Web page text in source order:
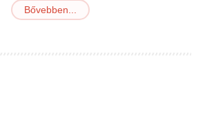
Bővebben...